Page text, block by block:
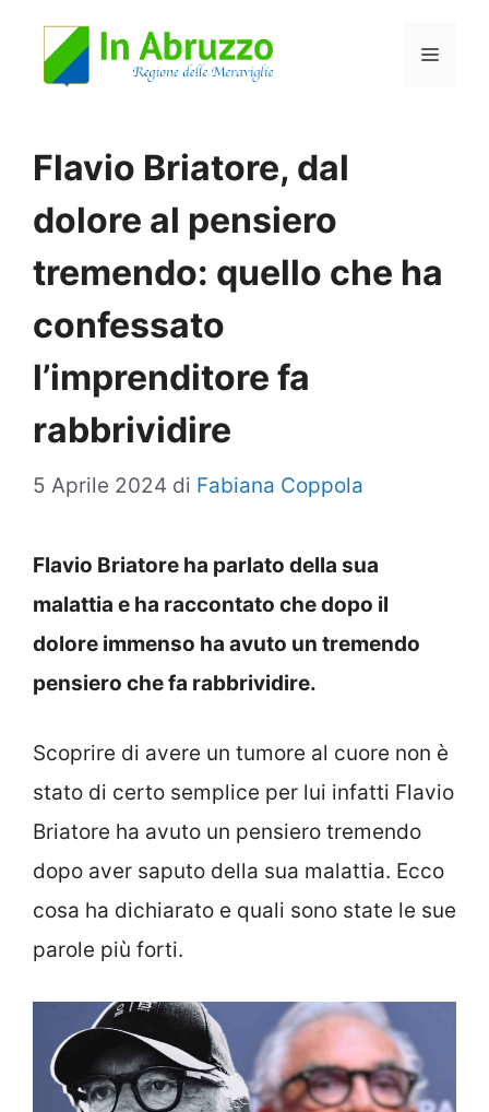
Menu
Flavio Briatore, dal
dolore al pensiero
tremendo: quello che ha
confessato
l’imprenditore fa
rabbrividire
5 Aprile 2024 di Fabiana Coppola
Flavio Briatore ha parlato della sua
malattia e ha raccontato che dopo il
dolore immenso ha avuto un tremendo
pensiero che fa rabbrividire.
Scoprire di avere un tumore al cuore non è
stato di certo semplice per lui infatti Flavio
Briatore ha avuto un pensiero tremendo
dopo aver saputo della sua malattia. Ecco
cosa ha dichiarato e quali sono state le sue
parole più forti.